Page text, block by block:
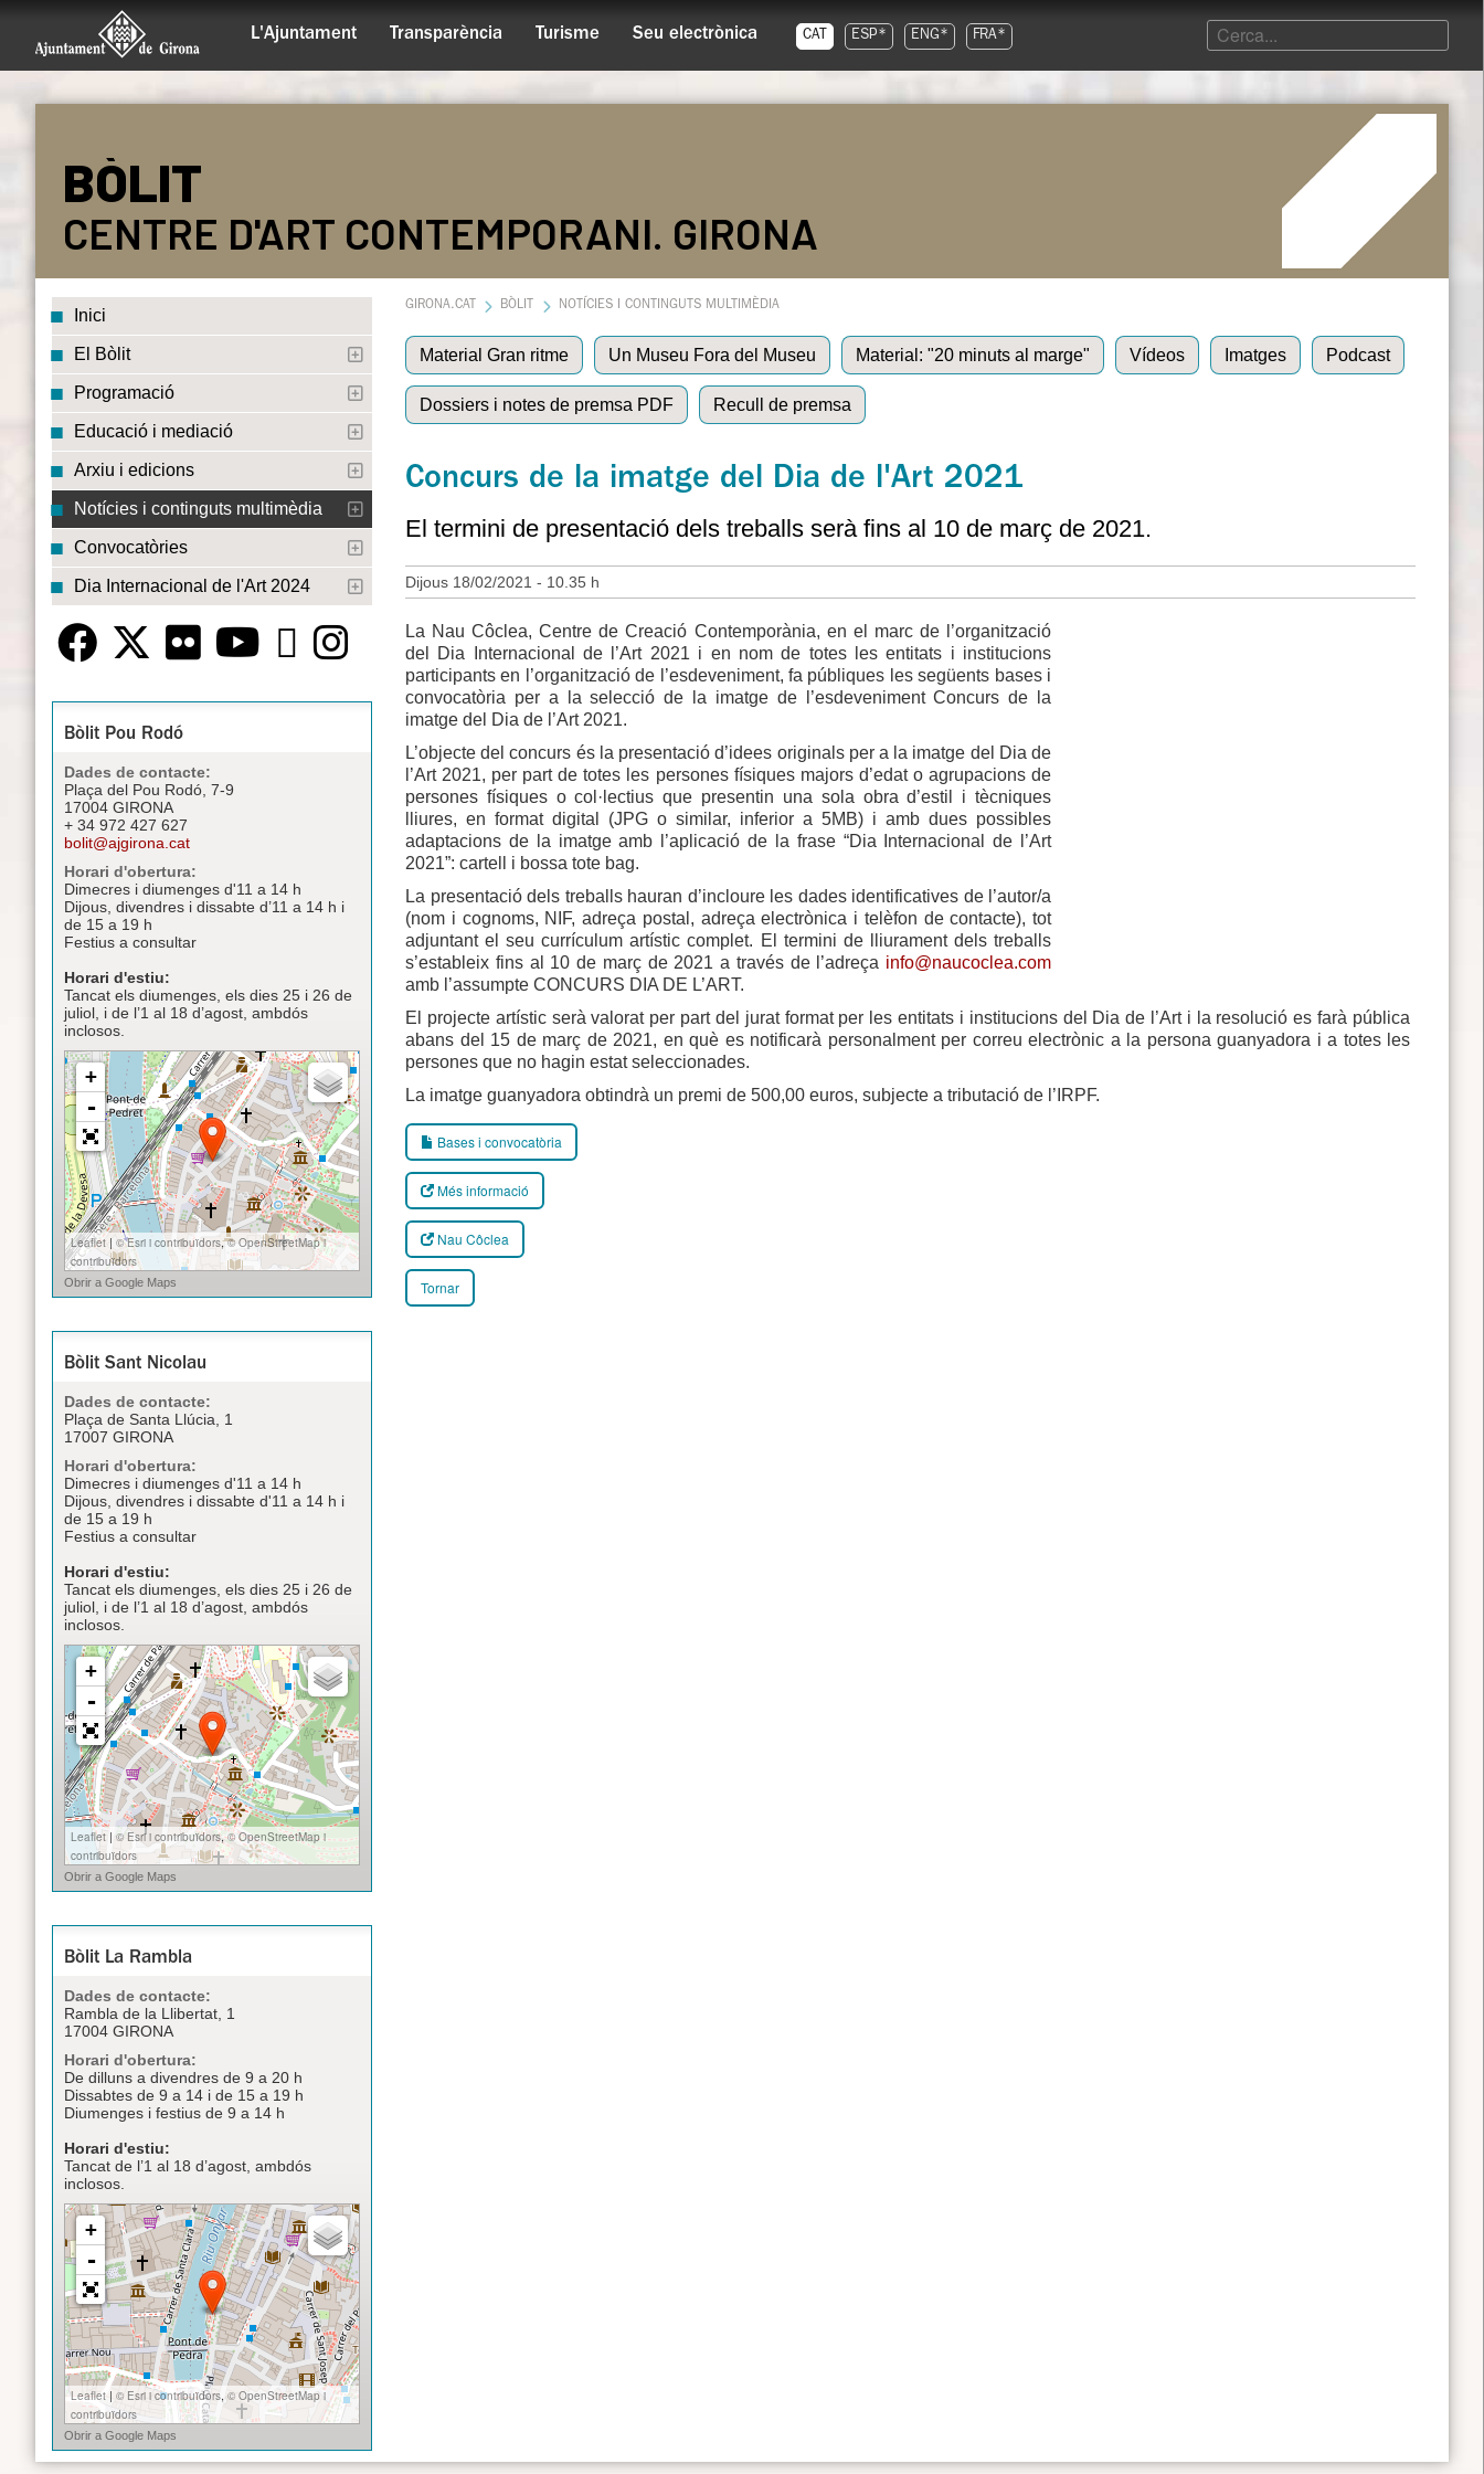
L'Ajuntament Transparència Turisme Seu electrònica CAT ESP* ENG* FRA*
BÒLIT
CENTRE D'ART CONTEMPORANI. GIRONA
Inici
El Bòlit
Programació
Educació i mediació
Arxiu i edicions
Notícies i continguts multimèdia
Convocatòries
Dia Internacional de l'Art 2024
Bòlit Pou Rodó
Dades de contacte:
Plaça del Pou Rodó, 7-9
17004 GIRONA
+ 34 972 427 627
bolit@ajgirona.cat
Horari d'obertura:
Dimecres i diumenges d'11 a 14 h
Dijous, divendres i dissabte d’11 a 14 h i
de 15 a 19 h
Festius a consultar
Horari d'estiu:
Tancat els diumenges, els dies 25 i 26 de
juliol, i de l’1 al 18 d’agost, ambdós
inclosos.
Bòlit Sant Nicolau
Dades de contacte:
Plaça de Santa Llúcia, 1
17007 GIRONA
Horari d'obertura:
Dimecres i diumenges d'11 a 14 h
Dijous, divendres i dissabte d'11 a 14 h i
de 15 a 19 h
Festius a consultar
Horari d'estiu:
Tancat els diumenges, els dies 25 i 26 de
juliol, i de l’1 al 18 d’agost, ambdós
inclosos.
Bòlit La Rambla
Dades de contacte:
Rambla de la Llibertat, 1
17004 GIRONA
Horari d'obertura:
De dilluns a divendres de 9 a 20 h
Dissabtes de 9 a 14 i de 15 a 19 h
Diumenges i festius de 9 a 14 h
Horari d'estiu:
Tancat de l’1 al 18 d’agost, ambdós
inclosos.
GIRONA.CAT BÒLIT NOTÍCIES I CONTINGUTS MULTIMÈDIA
Material Gran ritme Un Museu Fora del Museu Material: "20 minuts al marge" Vídeos Imatges Podcast
Dossiers i notes de premsa PDF Recull de premsa
Concurs de la imatge del Dia de l'Art 2021
El termini de presentació dels treballs serà fins al 10 de març de 2021.
Dijous 18/02/2021 - 10.35 h
La Nau Côclea, Centre de Creació Contemporània, en el marc de l’organització
del Dia Internacional de l’Art 2021 i en nom de totes les entitats i institucions
participants en l’organització de l’esdeveniment, fa públiques les següents bases i
convocatòria per a la selecció de la imatge de l’esdeveniment Concurs de la
imatge del Dia de l’Art 2021.
L’objecte del concurs és la presentació d’idees originals per a la imatge del Dia de
l’Art 2021, per part de totes les persones físiques majors d’edat o agrupacions de
persones físiques o col·lectius que presentin una sola obra d’estil i tècniques
lliures, en format digital (JPG o similar, inferior a 5MB) i amb dues possibles
adaptacions de la imatge amb l’aplicació de la frase “Dia Internacional de l’Art
2021”: cartell i bossa tote bag.
La presentació dels treballs hauran d’incloure les dades identificatives de l’autor/a
(nom i cognoms, NIF, adreça postal, adreça electrònica i telèfon de contacte), tot
adjuntant el seu currículum artístic complet. El termini de lliurament dels treballs
s’estableix fins al 10 de març de 2021 a través de l’adreça info@naucoclea.com
amb l’assumpte CONCURS DIA DE L’ART.
El projecte artístic serà valorat per part del jurat format per les entitats i institucions del Dia de l’Art i la resolució es farà pública
abans del 15 de març de 2021, en què es notificarà personalment per correu electrònic a la persona guanyadora i a totes les
persones que no hagin estat seleccionades.
La imatge guanyadora obtindrà un premi de 500,00 euros, subjecte a tributació de l’IRPF.
Bases i convocatòria
Més informació
Nau Côclea
Tornar